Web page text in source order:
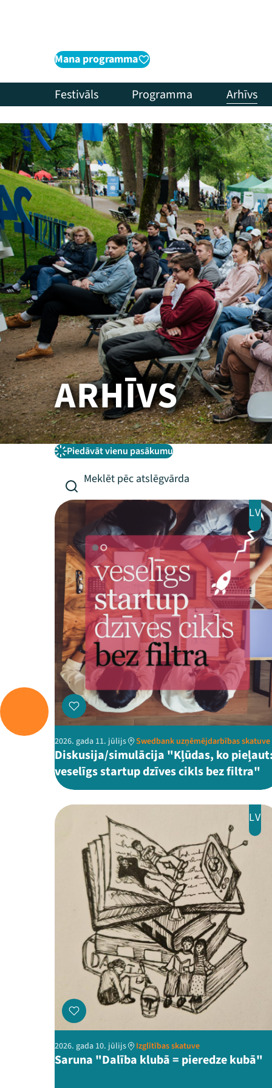
Mana programma
Festivāls Programma Arhīvs
ARHĪVS
Piedāvāt vienu pasākumu
LV
2026. gada 11. jūlijs Swedbank uzņēmējdarbības skatuve
Diskusija/simulācija "Kļūdas, ko
veselīgs startup dzīves cikls bez filtra"
LV
2026. gada 10. jūlijs Izglītības skatuve
Saruna "Dalība klubā = pieredze kubā"